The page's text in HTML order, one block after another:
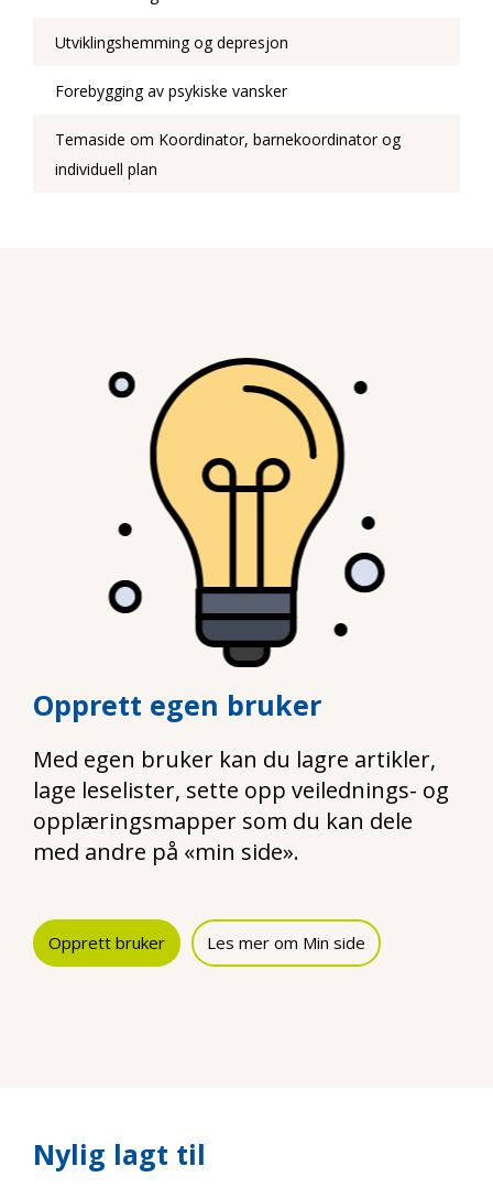
Utviklingshemming og depresjon
Forebygging av psykiske vansker
Temaside om Koordinator, barnekoordinator og
individuell plan
Opprett egen bruker
Med egen bruker kan du lagre artikler,
lage leselister, sette opp veilednings- og
opplæringsmapper som du kan dele
med andre på «min side».
Opprett bruker Les mer om Min side
Nylig lagt til